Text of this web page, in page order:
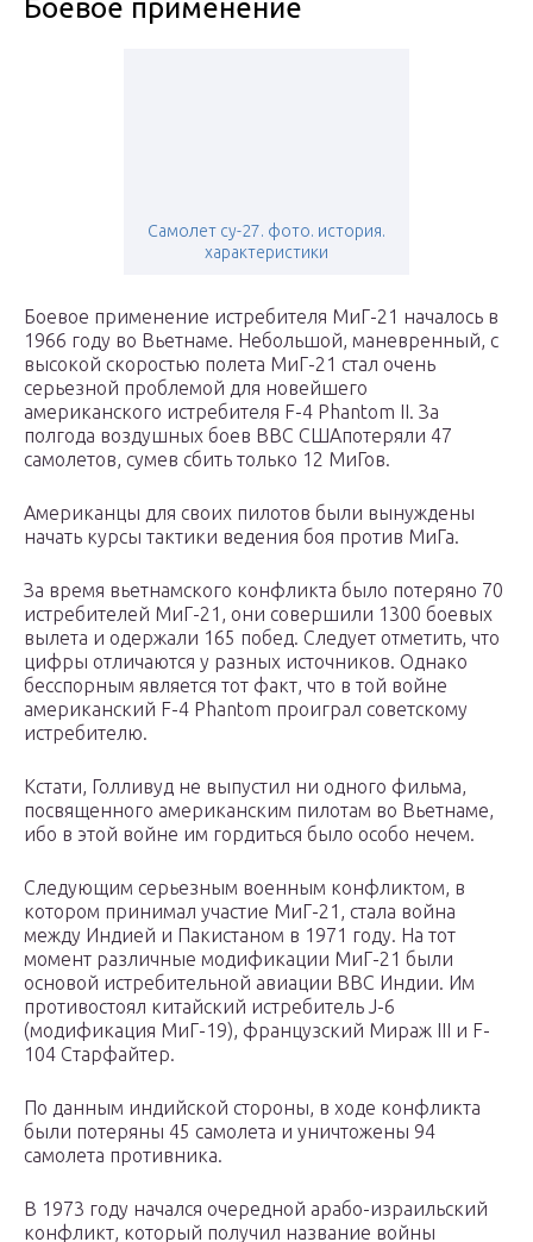
Боевое применение
Самолет су-27. фото. история.
характеристики
Боевое применение истребителя МиГ-21 началось в
1966 году во Вьетнаме. Небольшой, маневренный, с
высокой скоростью полета МиГ-21 стал очень
серьезной проблемой для новейшего
американского истребителя F-4 Phantom II. За
полгода воздушных боев ВВС СШАпотеряли 47
самолетов, сумев сбить только 12 МиГов.
Американцы для своих пилотов были вынуждены
начать курсы тактики ведения боя против МиГа.
За время вьетнамского конфликта было потеряно 70
истребителей МиГ-21, они совершили 1300 боевых
вылета и одержали 165 побед. Следует отметить, что
цифры отличаются у разных источников. Однако
бесспорным является тот факт, что в той войне
американский F-4 Phantom проиграл советскому
истребителю.
Кстати, Голливуд не выпустил ни одного фильма,
посвященного американским пилотам во Вьетнаме,
ибо в этой войне им гордиться было особо нечем.
Следующим серьезным военным конфликтом, в
котором принимал участие МиГ-21, стала война
между Индией и Пакистаном в 1971 году. На тот
момент различные модификации МиГ-21 были
основой истребительной авиации ВВС Индии. Им
противостоял китайский истребитель J-6
(модификация МиГ-19), французский Мираж III и F-
104 Старфайтер.
По данным индийской стороны, в ходе конфликта
были потеряны 45 самолета и уничтожены 94
самолета противника.
В 1973 году начался очередной арабо-израильский
конфликт, который получил название войны